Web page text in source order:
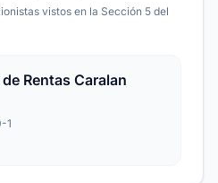
vistos en la Sección 5 del
Rentas Caralan
1